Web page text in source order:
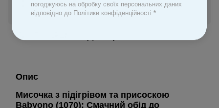
Увійтидля відображення персональної знижки
Опис
Мисочка з підігрівом та присоскою
Babyono (1070): Смачний обід до
погоджуюсь на обробку своїх персональних даних
відповідно до Політики конфіденційності *